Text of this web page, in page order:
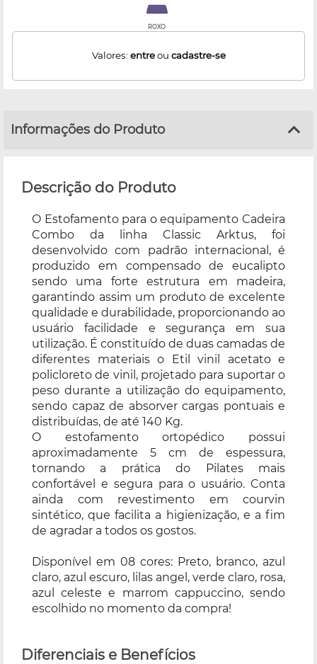
ROXO
Valores: entreou cadastre-se
Informações do Produto
Descrição do Produto
O Estofamento para o equipamento Cadeira
Combo da linha Classic Arktus, foi
desenvolvido com padrão internacional, é
produzido em compensado de eucalipto
sendo uma forte estrutura em madeira,
garantindo assim um produto de excelente
qualidade e durabilidade, proporcionando ao
usuário facilidade e segurança em sua
utilização. É constituído de duas camadas de
diferentes materiais o Etil vinil acetato e
policloreto de vinil, projetado para suportar o
peso durante a utilização do equipamento,
sendo capaz de absorver cargas pontuais e
distribuídas, de até 140 Kg.
O estofamento ortopédico possui
aproximadamente 5 cm de espessura,
tornando a prática do Pilates mais
confortável e segura para o usuário. Conta
ainda com revestimento em courvin
sintético, que facilita a higienização, e a fim
de agradar a todos os gostos.
Disponível em 08 cores: Preto, branco, azul
claro, azul escuro, lilas angel, verde claro, rosa,
azul celeste e marrom cappuccino, sendo
escolhido no momento da compra!
Diferenciais e Benefícios